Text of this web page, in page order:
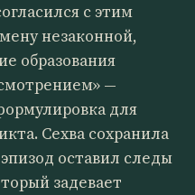
с этим
незаконной,
образования
—
для
Сехва сохранила
оставил следы
задевает